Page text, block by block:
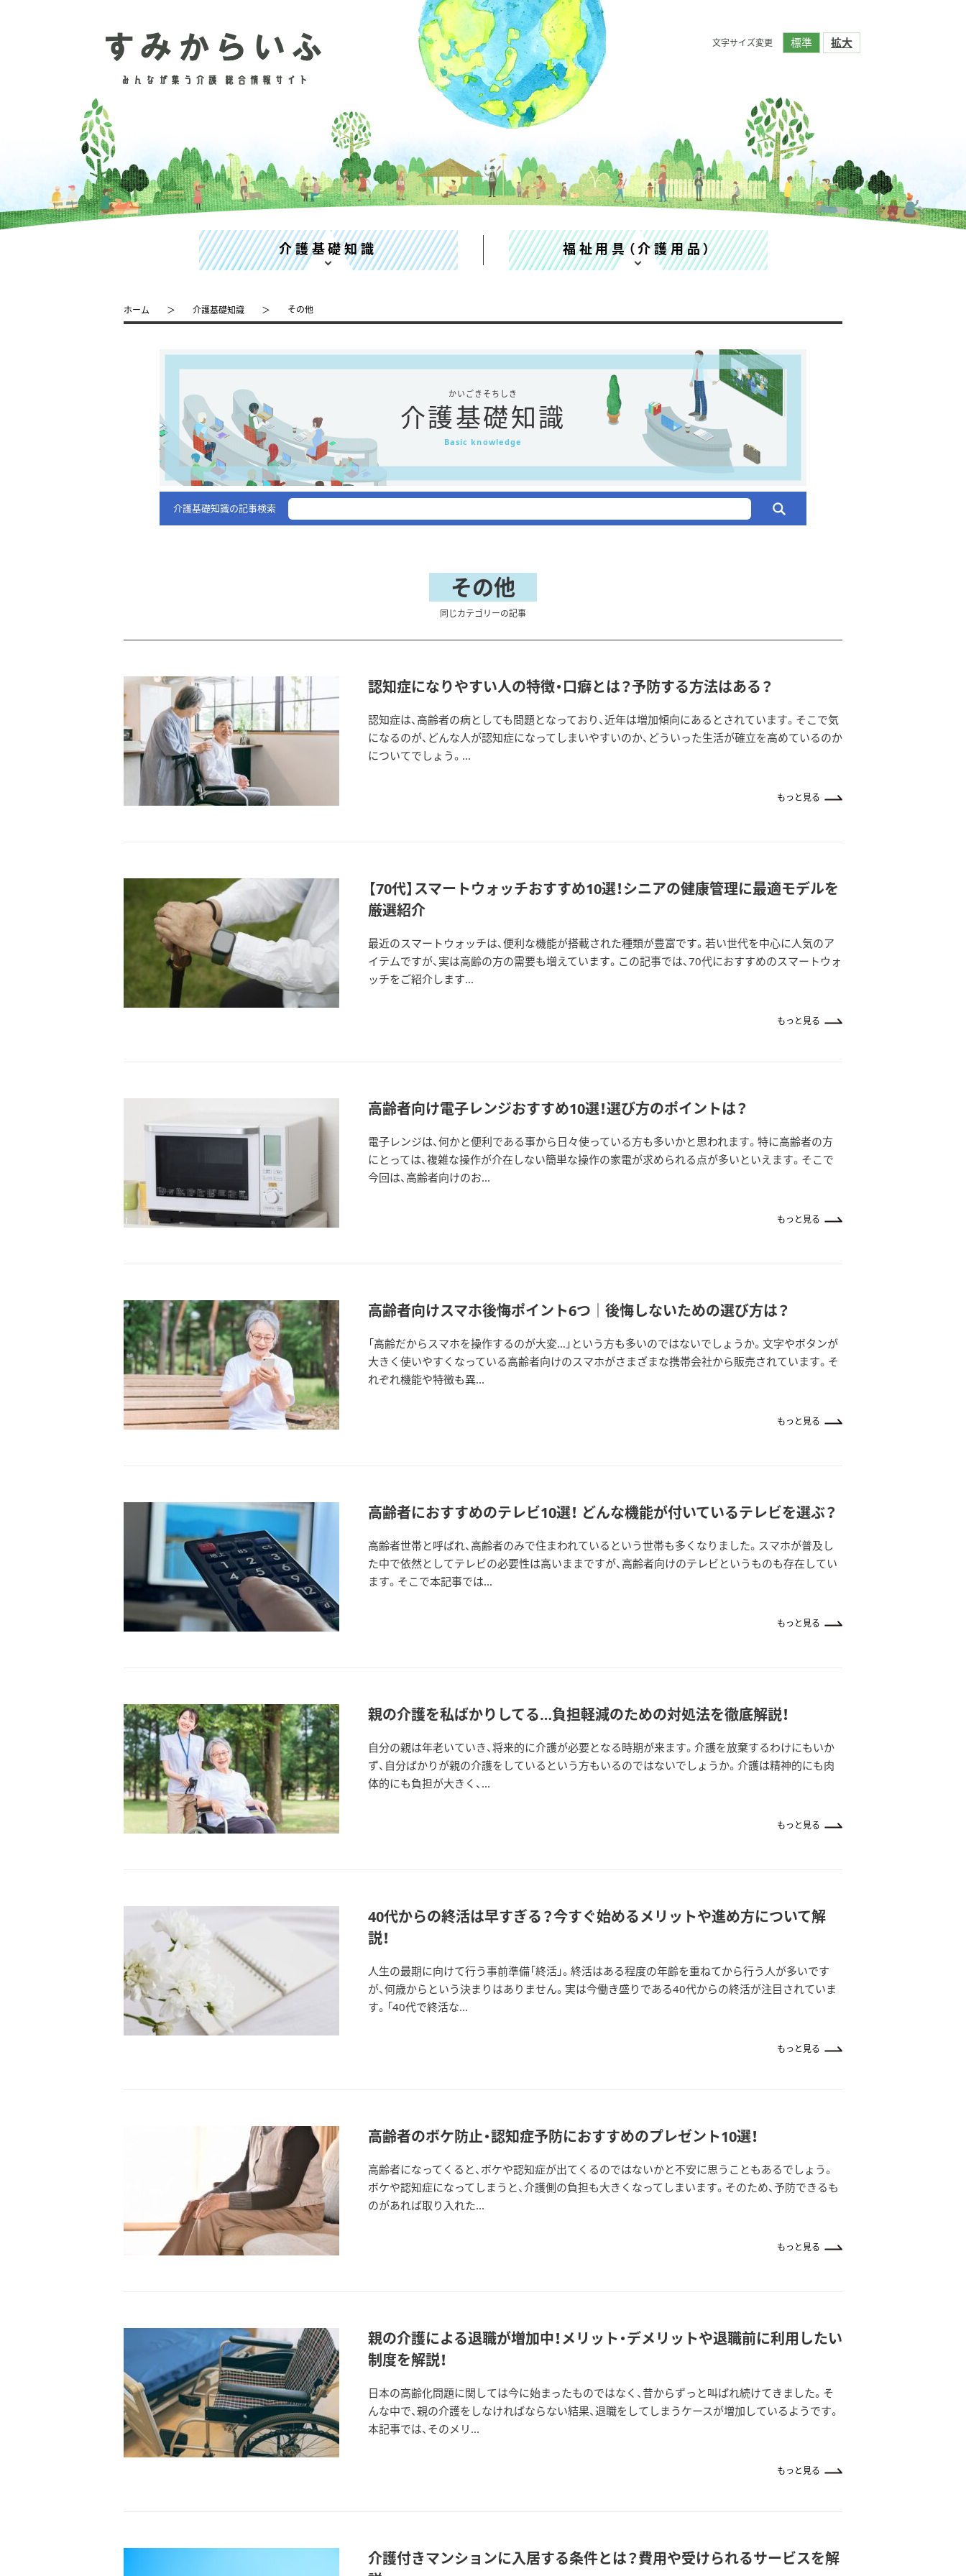
文字サイズ変更 標準 拡大
介護基礎知識 福祉用具（介護用品）
ホーム 介護基礎知識 その他
かいごきそちしき
介護基礎知識
Basic knowledge
介護基礎知識の記事検索
その他
同じカテゴリーの記事
認知症になりやすい人の特徴・口癖とは？予防する方法はある？
認知症は、高齢者の病としても問題となっており、近年は増加傾向にあるとされています。そこで気
になるのが、どんな人が認知症になってしまいやすいのか、どういった生活が確立を高めているのか
についてでしょう。...
もっと見る
【70代】スマートウォッチおすすめ10選！シニアの健康管理に最適モデルを
厳選紹介
最近のスマートウォッチは、便利な機能が搭載された種類が豊富です。若い世代を中心に人気のア
イテムですが、実は高齢の方の需要も増えています。この記事では、70代におすすめのスマートウォ
ッチをご紹介します...
もっと見る
高齢者向け電子レンジおすすめ10選！選び方のポイントは？
電子レンジは、何かと便利である事から日々使っている方も多いかと思われます。特に高齢者の方
にとっては、複雑な操作が介在しない簡単な操作の家電が求められる点が多いといえます。そこで
今回は、高齢者向けのお...
もっと見る
高齢者向けスマホ後悔ポイント6つ｜後悔しないための選び方は？
「高齢だからスマホを操作するのが大変…」という方も多いのではないでしょうか。文字やボタンが
大きく使いやすくなっている高齢者向けのスマホがさまざまな携帯会社から販売されています。そ
れぞれ機能や特徴も異...
もっと見る
高齢者におすすめのテレビ10選！ どんな機能が付いているテレビを選ぶ？
高齢者世帯と呼ばれ、高齢者のみで住まわれているという世帯も多くなりました。スマホが普及し
た中で依然としてテレビの必要性は高いままですが、高齢者向けのテレビというものも存在してい
ます。そこで本記事では...
もっと見る
親の介護を私ばかりしてる…負担軽減のための対処法を徹底解説！
自分の親は年老いていき、将来的に介護が必要となる時期が来ます。介護を放棄するわけにもいか
ず、自分ばかりが親の介護をしているという方もいるのではないでしょうか。介護は精神的にも肉
体的にも負担が大きく、...
もっと見る
40代からの終活は早すぎる？今すぐ始めるメリットや進め方について解
説！
人生の最期に向けて行う事前準備「終活」。終活はある程度の年齢を重ねてから行う人が多いです
が、何歳からという決まりはありません。実は今働き盛りである40代からの終活が注目されていま
す。「40代で終活な...
もっと見る
高齢者のボケ防止・認知症予防におすすめのプレゼント10選！
高齢者になってくると、ボケや認知症が出てくるのではないかと不安に思うこともあるでしょう。
ボケや認知症になってしまうと、介護側の負担も大きくなってしまいます。そのため、予防できるも
のがあれば取り入れた...
もっと見る
親の介護による退職が増加中！メリット・デメリットや退職前に利用したい
制度を解説！
日本の高齢化問題に関しては今に始まったものではなく、昔からずっと叫ばれ続けてきました。そ
んな中で、親の介護をしなければならない結果、退職をしてしまうケースが増加しているようです。
本記事では、そのメリ...
もっと見る
介護付きマンションに入居する条件とは？費用や受けられるサービスを解